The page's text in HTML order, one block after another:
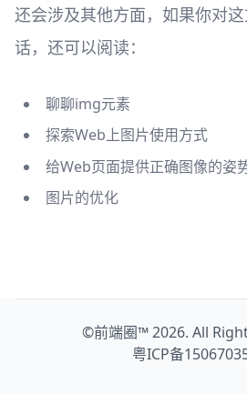
还会涉及其他方面，如果你对
话，还可以阅读：
聊聊img元素
探索Web上图片使用方式
给Web页面提供正确图像的姿
图片的优化
©前端圈™2026. All
粤ICP备